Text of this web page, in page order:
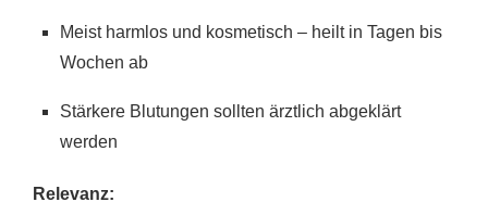
Meist harmlos und kosmetisch – heilt in Tagen bis
Wochen ab
Stärkere Blutungen sollten ärztlich abgeklärt
werden
Relevanz: